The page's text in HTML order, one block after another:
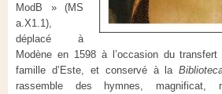
ModB » (MS
a.X1.1),
déplacé à
Modène en 1598 à l’occasion du
famille d’Este, et conservé à la
rassemble des hymnes, magnificat,